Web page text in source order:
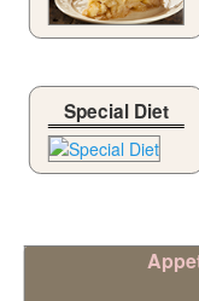
Special Diet